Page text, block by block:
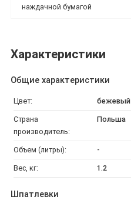
наждачной бумагой
Характеристики
Общие характеристики
Цвет: бежевый
Страна
производитель:
Польша
Объем (литры): -
Вес, кг: 1.2
Шпатлевки